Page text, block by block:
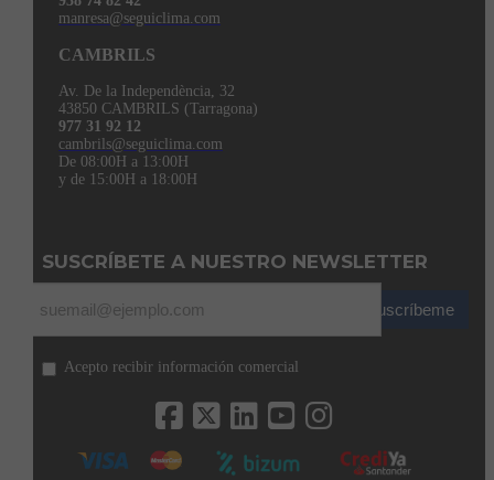
manresa@seguiclima.com
CAMBRILS
Av. De la Independència, 32
43850 CAMBRILS (Tarragona)
977 31 92 12
cambrils@seguiclima.com
De 08:00H a 13:00H
y de 15:00H a 18:00H
SUSCRÍBETE A NUESTRO NEWSLETTER
Suscríbeme
Acepto recibir información comercial